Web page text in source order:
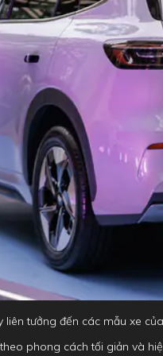
tưởng đến các mẫu xe
phong cách tối giản và